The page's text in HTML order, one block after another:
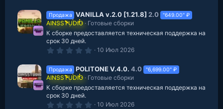
0
з
в
е
Продажа VANILLA v.2.0 [1.21.8] 2.0 "649.00" ₽
AINSSTUDIO
Готовые сборки
К сборке предоставляется техническая поддержка на
срок 30 дней.
0
0
з
в
е
10 Июл 2026
Продажа POLITONE V.4.0. 4.0 "6,699.00" ₽
AINSSTUDIO
Готовые сборки
К сборке предоставляется техническая поддержка на
срок 30 дней.
0 10 Июл 2026